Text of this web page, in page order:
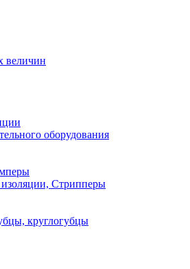
величин
оборудования
Стрипперы
круглогубцы